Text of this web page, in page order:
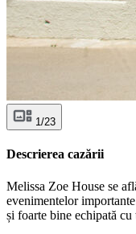
1/23
Descrierea cazării
Melissa Zoe House se
evenimentelor
și foarte bine echipată cu